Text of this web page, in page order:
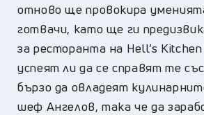
отново ще провокира
готвачи, като ще ги
за ресторанта на Hell’s
успеят ли да се справят те
бързо да овладеят
шеф Ангелов, така че да